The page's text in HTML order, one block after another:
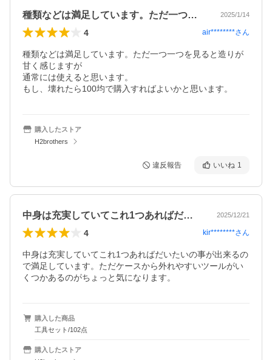
種類などは満足しています。ただ一つ一つ… 2025/1/14
4 air********さん
種類などは満足しています。ただ一つ一つを見ると造りが
甘く感じますが
通常には使えると思います。
もし、壊れたら100均で購入すればよいかと思います。
購入したストア
H2brothers
違反報告 いいね 1
中身は充実していてこれ1つあればだいた… 2025/12/21
4 kir********さん
中身は充実していてこれ1つあればだいたいの事が出来るの
で満足しています。ただケースから外れやすいツールがい
くつかあるのがちょっと気になります。
購入した商品
工具セット/102点
購入したストア